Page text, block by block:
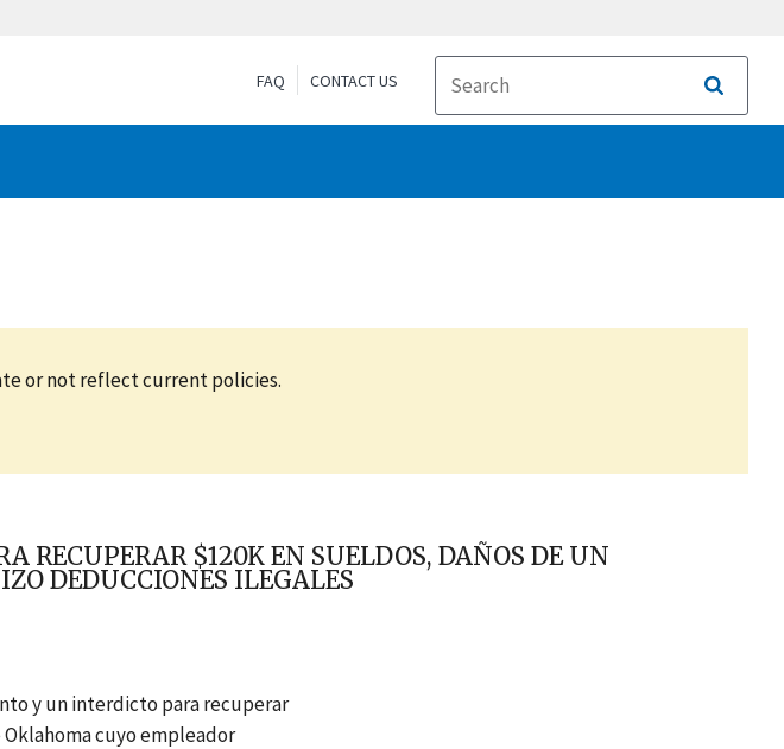
FAQ CONTACT US
Search
or not reflect current policies.
RECUPERAR $120K EN SUELDOS, DAÑOS DE UN
DEDUCCIONES ILEGALES
y un interdicto para recuperar
Oklahoma cuyo empleador